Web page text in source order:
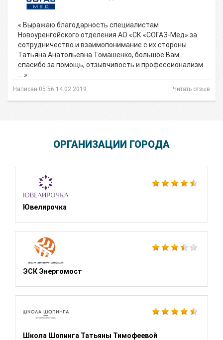
« Выражаю благодарность специалистам
Новоуренгойского отделения АО «СК «СОГАЗ-Мед» за
сотрудничество и взаимопонимание с их стороны.
Татьяна Анатольевна Томашенко, большое Вам
спасибо за помощь, отзывчивость и профессионализм.
… »
Написан 05:56 14.02.2019 Читать отзыв
ОРГАНИЗАЦИИ ГОРОДА
Ювелирочка
ЭСК Энергомост
Школа Шопинга Татьяны Тимофеевой